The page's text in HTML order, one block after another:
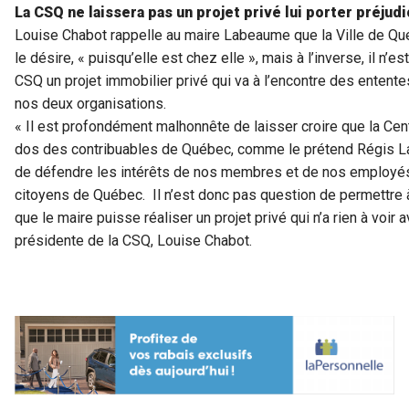
La CSQ ne laissera pas un projet privé lui porter
Louise Chabot rappelle au maire Labeaume que la Ville de
le désire, « puisqu’elle est chez elle », mais à l’inverse, il
CSQ un projet immobilier privé qui va à l’encontre des
nos deux organisations.
« Il est profondément malhonnête de laisser croire que la
dos des contribuables de Québec, comme le prétend Régis
de défendre les intérêts de nos membres et de nos
citoyens de Québec. Il n’est donc pas question de permettre
que le maire puisse réaliser un projet privé qui n’a rien à voir
présidente de la CSQ, Louise Chabot.